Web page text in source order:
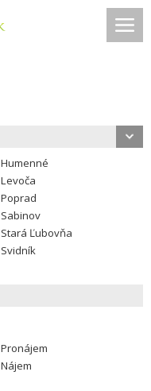
Humenné
Levoča
Poprad
Sabinov
Stará Ľubovňa
Svidník
Pronájem
Nájem